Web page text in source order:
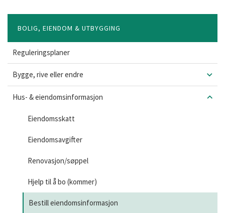
BOLIG, EIENDOM & UTBYGGING
Reguleringsplaner
Bygge, rive eller endre
Hus- & eiendomsinformasjon
Eiendomsskatt
Eiendomsavgifter
Renovasjon/søppel
Hjelp til å bo (kommer)
Bestill eiendomsinformasjon